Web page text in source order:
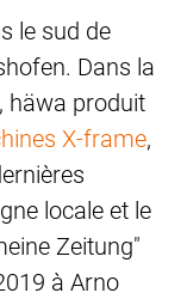
le sud de
Dans la
häwa produit
X-frame,
locale et le
Zeitung"
à Arno